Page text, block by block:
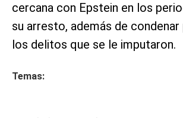
cercana con Epstein en los
su arresto, además de
los delitos que se le imputaron.
Temas: